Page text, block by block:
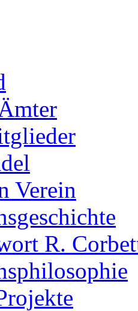
Verein
R.